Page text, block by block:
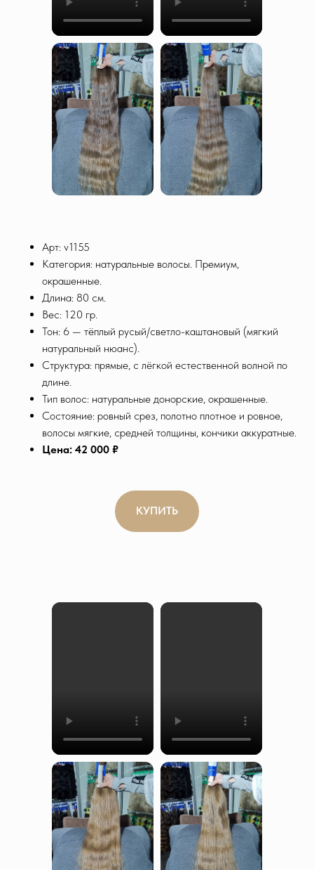
Арт: v1155
Категория: натуральные волосы. Премиум,
окрашенные.
Длина: 80 см.
Вес: 120 гр.
Тон: 6 — тёплый русый/светло-каштановый (мягкий
натуральный нюанс).
Структура: прямые, с лёгкой естественной волной по
длине.
Тип волос: натуральные донорские, окрашенные.
Состояние: ровный срез, полотно плотное и ровное,
волосы мягкие, средней толщины, кончики аккуратные.
Цена: 42 000 ₽
КУПИТЬ